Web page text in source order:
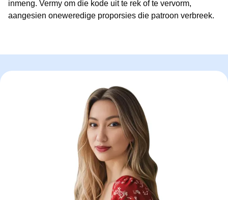
inmeng. Vermy om die kode uit te rek of te vervorm,
aangesien oneweredige proporsies die patroon verbreek.